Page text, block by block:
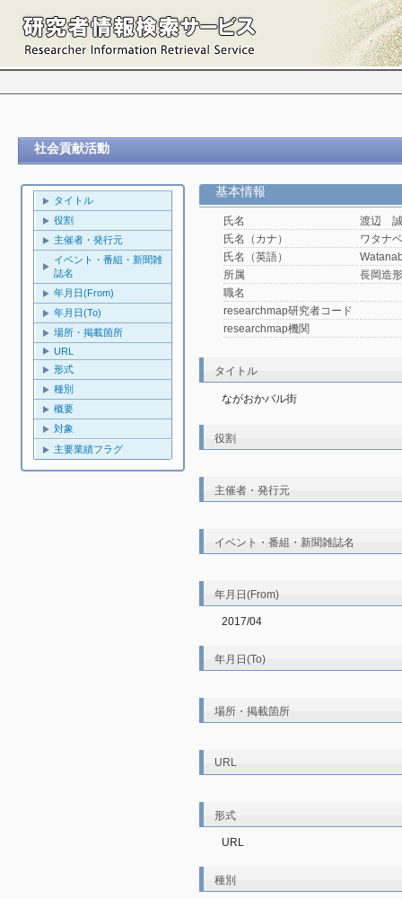
社会貢献活動
タイトル
役割
主催者・発行元
イベント・番組・新聞雑
誌名
年月日(From)
年月日(To)
場所・掲載箇所
URL
形式
種別
概要
対象
主要業績フラグ
基本情報
氏名
渡辺
氏名（カナ）
ワタナ
氏名（英語）
所属
長岡造
職名
researchmap研究者コード
researchmap機関
タイトル
ながおかバル街
役割
主催者・発行元
イベント・番組・新聞雑誌名
年月日(From)
2017/04
年月日(To)
場所・掲載箇所
URL
形式
URL
種別